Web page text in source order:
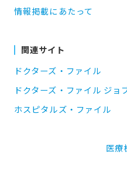
情報掲載にあたって
関連サイト
ドクターズ・ファイル
ドクターズ・ファイル ジョ
ホスピタルズ・ファイル
医療